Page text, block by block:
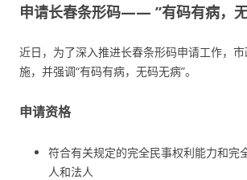
申请长春条形码—— ”有码有病，
近日，为了深入推进长春条形码申请工作，
施，并强调“有码有病，无码无病”。
申请资格
符合有关规定的完全民事权利能力和完
人和法人